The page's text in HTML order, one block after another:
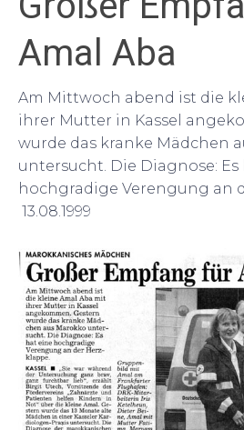
Amal Aba
Am Mittwoch abend ist die
ihrer Mutter in Kassel
wurde das kranke Mädchen
untersucht. Die Diagnose: Es
hochgradige Verengung an
13.08.1999